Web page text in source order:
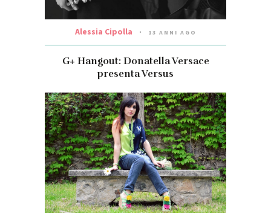
Alessia Cipolla 13 ANNI AGO
G+ Hangout: Donatella Versace
presenta Versus